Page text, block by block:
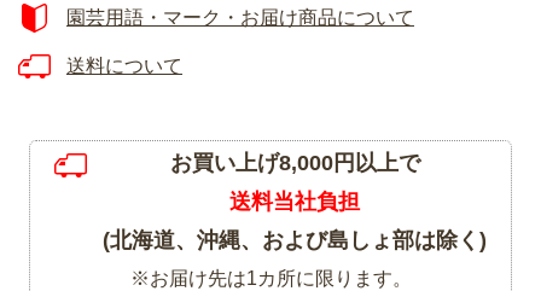
園芸用語・マーク・お届け商品について
送料について
お買い上げ8,000円以上で
送料当社負担
(北海道、沖縄、および島しょ部は除く)
※お届け先は1カ所に限ります。